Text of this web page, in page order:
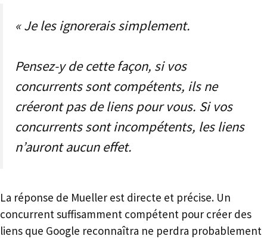
« Je les ignorerais simplement.
Pensez-y de cette façon, si vos
concurrents sont compétents, ils ne
créeront pas de liens pour vous. Si vos
concurrents sont incompétents, les liens
n’auront aucun effet.
La réponse de Mueller est directe et précise. Un
concurrent suffisamment compétent pour créer des
liens que Google reconnaîtra ne perdra probablement